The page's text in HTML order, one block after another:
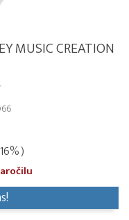
MUSIC CREATION
)